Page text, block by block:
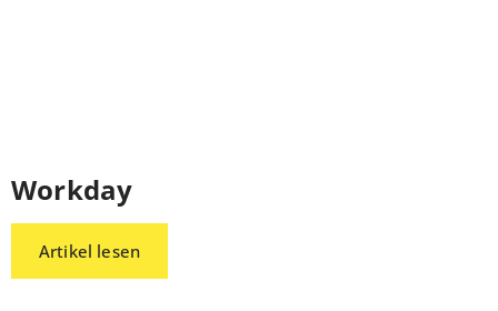
Workday
Artikel lesen